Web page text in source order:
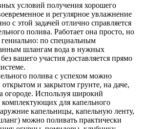
условий получения хорошего
и регулярное увлажнение
с этой задачей отлично справляется
полива. Работает она просто, но
гениально: по специальным
шлангам вода в нужных
вашего участия доставляется прямо
полива с успехом можно
и закрытом грунте, на даче,
огороде. Используя широкий
комплектующих для капельного
капельницы, капельную ленту,
можно поливать практически